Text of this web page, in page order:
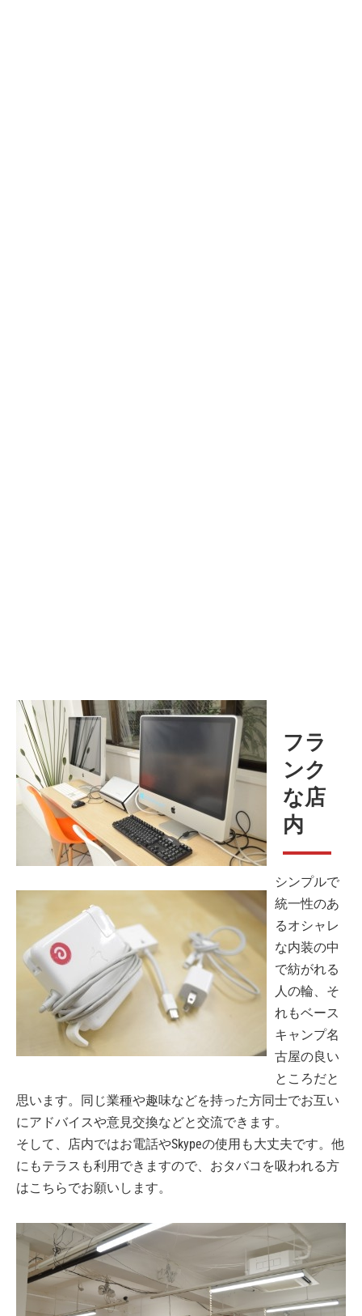
フラ
ンク
な店
内
シンプルで
統一性のあ
るオシャレ
な内装の中
で紡がれる
人の輪、そ
れもベース
キャンプ名
古屋の良い
ところだと
思います。同じ業種や趣味などを持った方同士でお互い
にアドバイスや意見交換などと交流できます。
そして、店内ではお電話やSkypeの使用も大丈夫です。他
にもテラスも利用できますので、おタバコを吸われる方
はこちらでお願いします。